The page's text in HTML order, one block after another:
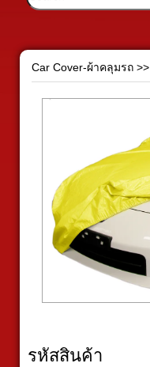
Car Cover-ผ้าคลุมรถ>>
รหัสสินค้า